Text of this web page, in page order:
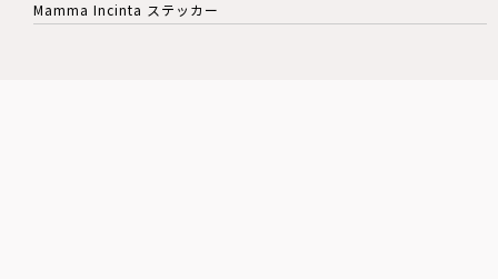
Mamma Incinta ステッカー